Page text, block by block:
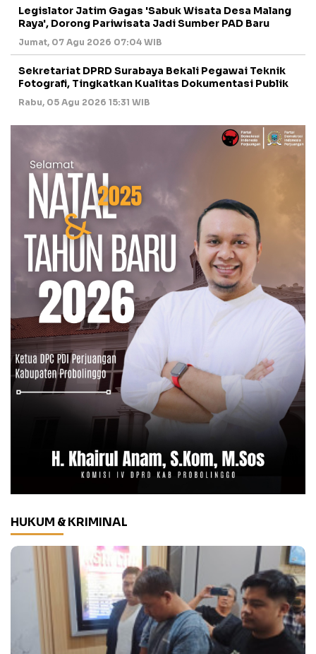
Legislator Jatim Gagas 'Sabuk Wisata Desa Malang
Raya', Dorong Pariwisata Jadi Sumber PAD Baru
Jumat, 07 Agu 2026 07:04 WIB
Sekretariat DPRD Surabaya Bekali Pegawai Teknik
Fotografi, Tingkatkan Kualitas Dokumentasi Publik
Rabu, 05 Agu 2026 15:31 WIB
HUKUM & KRIMINAL